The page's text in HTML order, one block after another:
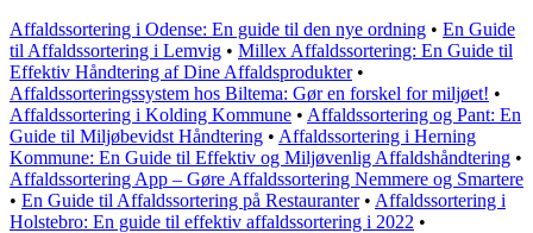
Affaldssortering i Odense: En guide til den nye ordning • En Guide
til Affaldssortering i Lemvig • Millex Affaldssortering: En Guide til
Effektiv Håndtering af Dine Affaldsprodukter•
Affaldssorteringssystem hos Biltema: Gør en forskel for miljøet! •
Affaldssortering i Kolding Kommune • Affaldssortering og Pant: En
Guide til Miljøbevidst Håndtering • Affaldssortering i Herning
Kommune: En Guide til Effektiv og Miljøvenlig Affaldshåndtering •
Affaldssortering App – Gøre Affaldssortering Nemmere og Smartere
• En Guide til Affaldssortering på Restauranter• Affaldssortering i
Holstebro: En guide til effektiv affaldssortering i 2022 •